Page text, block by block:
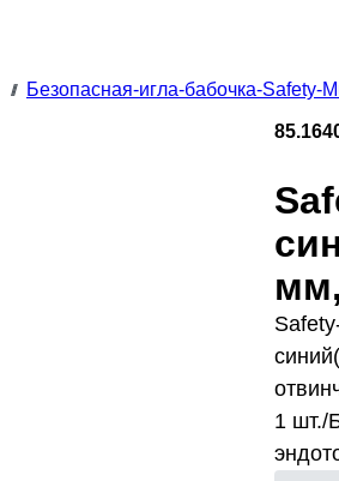
/// Безопасная-игла-бабочка-Safety-
1 шт./